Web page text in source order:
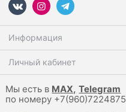
Информация
Личный кабинет
Мы есть в MAX, Telegram
по номеру +7(960)7224875